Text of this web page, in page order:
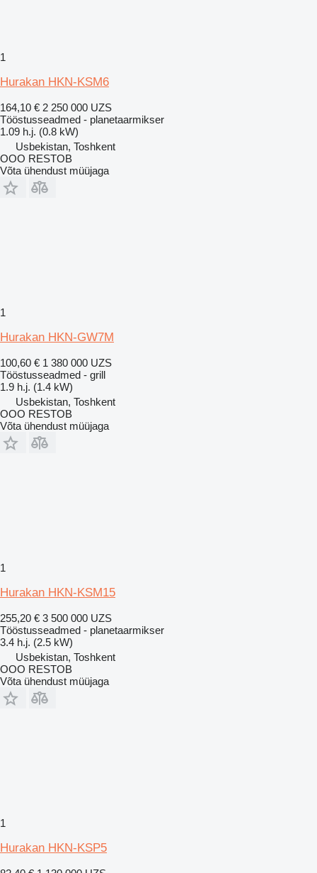
1
Hurakan HKN-KSM6
164,10 € 2 250 000 UZS
Tööstusseadmed - planetaarmikser
1.09 h.j. (0.8 kW)
Usbekistan, Toshkent
OOO RESTOB
Võta ühendust müüjaga
1
Hurakan HKN-GW7M
100,60 € 1 380 000 UZS
Tööstusseadmed - grill
1.9 h.j. (1.4 kW)
Usbekistan, Toshkent
OOO RESTOB
Võta ühendust müüjaga
1
Hurakan HKN-KSM15
255,20 € 3 500 000 UZS
Tööstusseadmed - planetaarmikser
3.4 h.j. (2.5 kW)
Usbekistan, Toshkent
OOO RESTOB
Võta ühendust müüjaga
1
Hurakan HKN-KSP5